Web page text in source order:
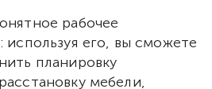
рабочее
используя его, вы сможете
планировку
мебели,